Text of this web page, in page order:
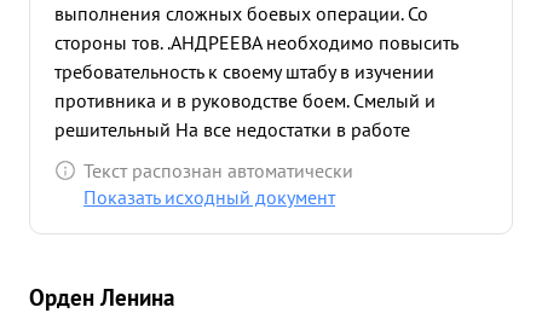
выполнения сложных боевых операции. Со
стороны тов. .АНДРЕЕВА необходимо повысить
требовательность к своему штабу в изучении
противника и в руководстве боем. Смелый и
решительный На все недостатки в работе
реагирует и устраняет их. Занимаемой должности
соотв етствует. За добросов естную двадцати
Текст распознан автоматически
Показать исходный документ
Орден Ленина